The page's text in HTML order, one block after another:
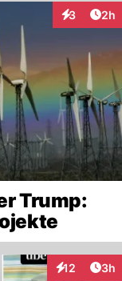
3 2h
Trump:
12
Interaktionen
3h